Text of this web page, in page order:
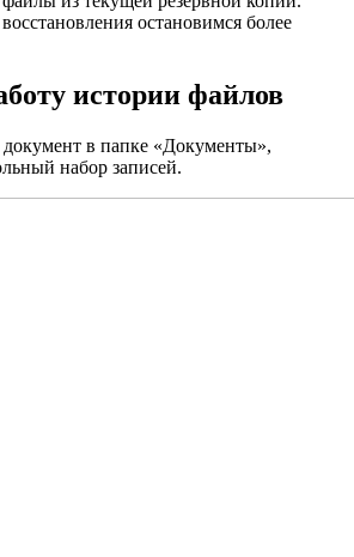
остановимся более
истории файлов
в папке «Документы»,
набор записей.